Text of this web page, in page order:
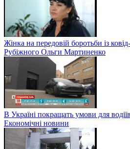
Жінка на передовій боротьби із
Рубіжного Ольги Мартиненко
В Україні покращать умови для
Економічні новини